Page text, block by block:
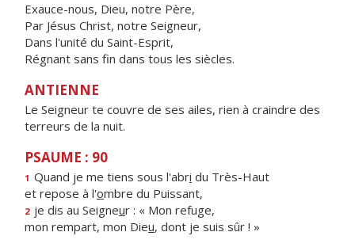
Exauce-nous, Dieu, notre Père,
Par Jésus Christ, notre Seigneur,
Dans l'unité du Saint-Esprit,
Régnant sans fin dans tous les siècles.
ANTIENNE
Le Seigneur te couvre de ses ailes, rien à craindre des
terreurs de la nuit.
PSAUME : 90
1 Quand je me tiens sous l'abri du Très-Haut
et repose à l'ombre du Puissant,
2 je dis au Seigneur : « Mon refuge,
mon rempart, mon Dieu, dont je suis sûr ! »